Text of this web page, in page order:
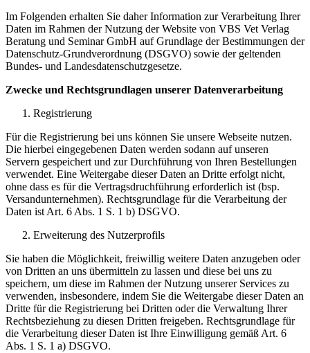
Im Folgenden erhalten Sie daher Information zur Verarbeitung Ihrer
Daten im Rahmen der Nutzung der Website von VBS Vet Verlag
Beratung und Seminar GmbH auf Grundlage der Bestimmungen der
Datenschutz-Grundverordnung (DSGVO) sowie der geltenden
Bundes- und Landesdatenschutzgesetze.
Zwecke und Rechtsgrundlagen unserer Datenverarbeitung
Registrierung
Für die Registrierung bei uns können Sie unsere Webseite nutzen.
Die hierbei eingegebenen Daten werden sodann auf unseren
Servern gespeichert und zur Durchführung von Ihren Bestellungen
verwendet. Eine Weitergabe dieser Daten an Dritte erfolgt nicht,
ohne dass es für die Vertragsdruchführung erforderlich ist (bsp.
Versandunternehmen). Rechtsgrundlage für die Verarbeitung der
Daten ist Art. 6 Abs. 1 S. 1 b) DSGVO.
Erweiterung des Nutzerprofils
Sie haben die Möglichkeit, freiwillig weitere Daten anzugeben oder
von Dritten an uns übermitteln zu lassen und diese bei uns zu
speichern, um diese im Rahmen der Nutzung unserer Services zu
verwenden, insbesondere, indem Sie die Weitergabe dieser Daten an
Dritte für die Registrierung bei Dritten oder die Verwaltung Ihrer
Rechtsbeziehung zu diesen Dritten freigeben. Rechtsgrundlage für
die Verarbeitung dieser Daten ist Ihre Einwilligung gemäß Art. 6
Abs. 1 S. 1 a) DSGVO.